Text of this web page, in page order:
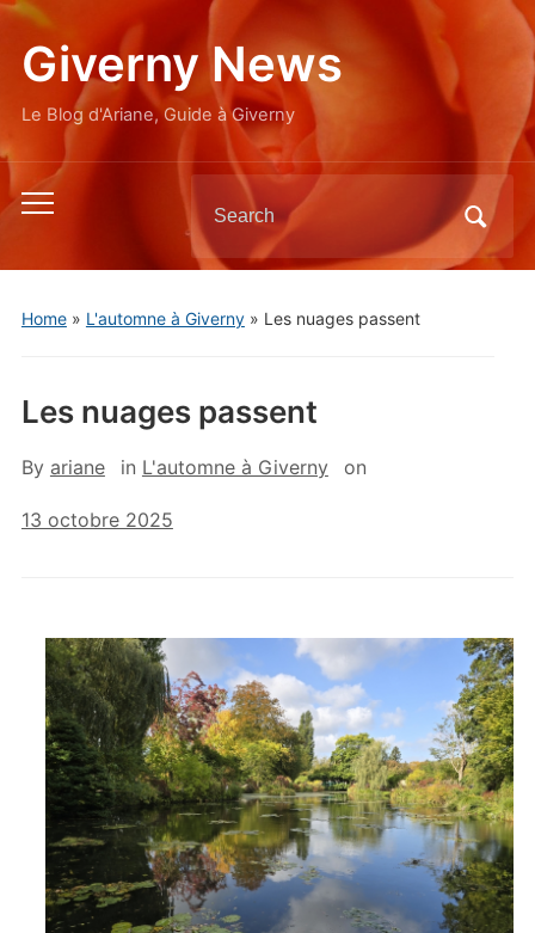
Giverny News
Le Blog d'Ariane, Guide à Giverny
Toggle
menu
Search
for:
Home» L'automne à Giverny» Les nuages passent
Les nuages passent
By ariane in L'automne à Giverny on
13 octobre 2025